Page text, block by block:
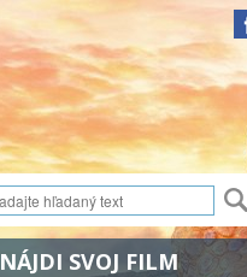
NÁJDI SVOJ FILM